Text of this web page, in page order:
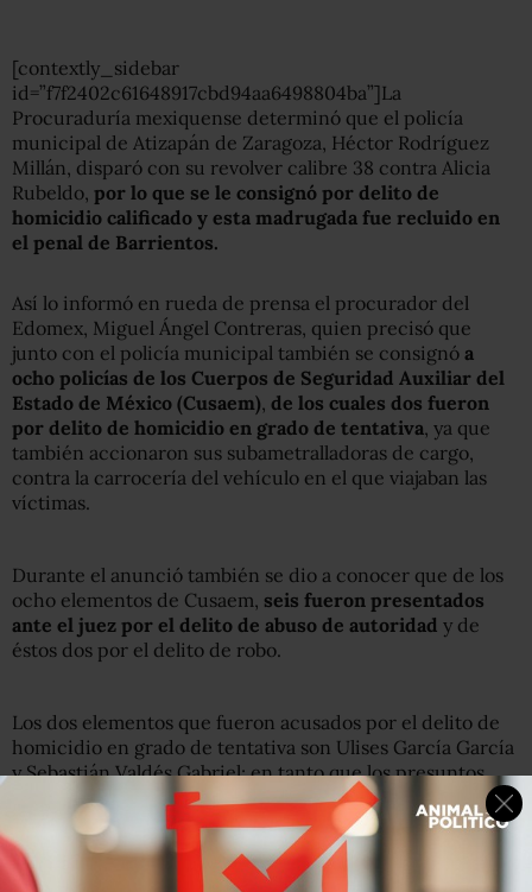
[contextly_sidebar
id=”f7f2402c61648917cbd94aa6498804ba”]La
Procuraduría mexiquense determinó que el policía
municipal de Atizapán de Zaragoza, Héctor Rodríguez
Millán, disparó con su revolver calibre 38 contra Alicia
Rubeldo, por lo que se le consignó por delito de
homicidio calificado y esta madrugada fue recluido en
el penal de Barrientos.
Así lo informó en rueda de prensa el procurador del
Edomex, Miguel Ángel Contreras, quien precisó que
junto con el policía municipal también se consignó a
ocho policías de los Cuerpos de Seguridad Auxiliar del
Estado de México (Cusaem), de los cuales dos fueron
por delito de homicidio en grado de tentativa, ya que
también accionaron sus subametralladoras de cargo,
contra la carrocería del vehículo en el que viajaban las
víctimas.
Durante el anunció también se dio a conocer que de los
ocho elementos de Cusaem, seis fueron presentados
ante el juez por el delito de abuso de autoridad y de
éstos dos por el delito de robo.
Los dos elementos que fueron acusados por el delito de
homicidio en grado de tentativa son Ulises García García
y Sebastián Valdés Gabriel; en tanto que los presuntos
responsables del delito de abuso de autoridad fueron
Eder Maceda Almeida, Merac Atila Ayala Orozco,
Abraham Soriano Gudiño, Juan Ruíz Erqueda, Oscar Fidel
Ríos Flores y Sergio Gerardo Hernández.